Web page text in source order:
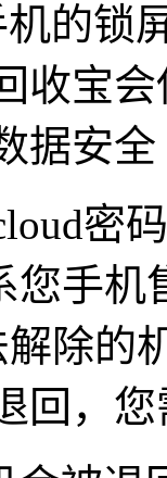
的锁
收宝
据安全
密
您手机
除的
回，